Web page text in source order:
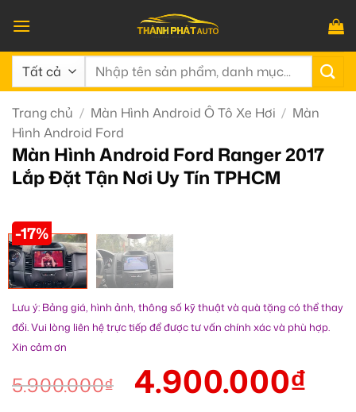
qua
nội
dung
Tìm
Trang chủ / Màn Hình Android Ô Tô Xe Hơi / Màn
Hình Android Ford
Màn Hình Android Ford Ranger 2017
Lắp Đặt Tận Nơi Uy Tín TPHCM
-17%
Lưu ý: Bảng giá, hình ảnh, thông số kỹ thuật và quà tặng có thể thay
đổi. Vui lòng liên hệ trực tiếp để được tư vấn chính xác và phù hợp.
Xin cảm ơn
5.900.000₫ 4.900.000₫